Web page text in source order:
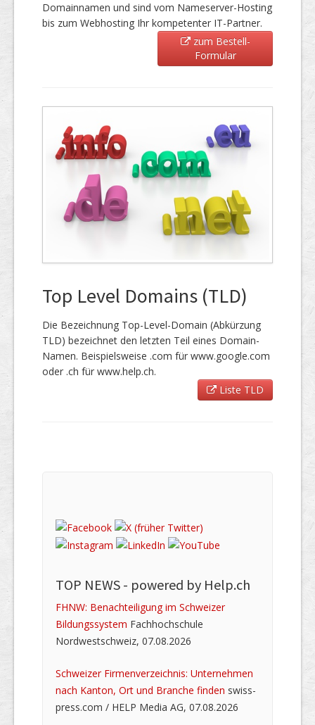
Domainnamen und sind vom Nameserver-Hosting
bis zum Webhosting Ihr kompetenter IT-Partner.
zum Bestell-
Formular
Top Level Domains (TLD)
Die Bezeichnung Top-Level-Domain (Abkürzung
TLD) bezeichnet den letzten Teil eines Domain-
Namen. Beispielsweise .com für www.google.com
oder .ch für www.help.ch.
Liste TLD
TOP NEWS - powered by Help.ch
FHNW: Benachteiligung im Schweizer
Bildungssystem Fachhochschule
Nordwestschweiz, 07.08.2026
Schweizer Firmenverzeichnis: Unternehmen
nach Kanton, Ort und Branche finden swiss-
press.com / HELP Media AG, 07.08.2026